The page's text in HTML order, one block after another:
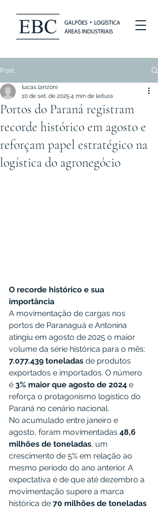
Post
Portos do Paraná registram
recorde histórico em agosto e
reforçam papel estratégico na
logística do agronegócio
lucas lanzoni
10 de set. de 2025 4 min de leitura
O recorde histórico e sua
importância
A movimentação de cargas nos
portos de Paranaguá e Antonina
atingiu em agosto de 2025 o maior
volume da série histórica para o mês:
7.077.439 toneladas de produtos
exportados e importados. O número
é 3% maior que agosto de 2024 e
reforça o protagonismo logístico do
Paraná no cenário nacional.
No acumulado entre janeiro e
agosto, foram movimentadas 48,6
milhões de toneladas, um
crescimento de 5% em relação ao
mesmo período do ano anterior. A
expectativa é de que até dezembro a
movimentação supere a marca
histórica de 70 milhões de toneladas